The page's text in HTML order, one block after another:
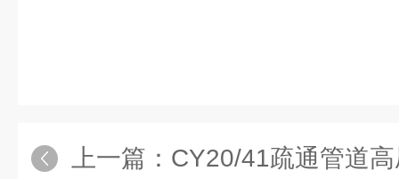
上一篇： CY20/41疏通管道